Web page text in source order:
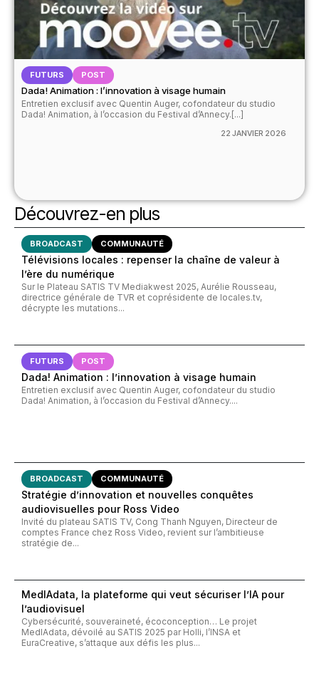
FUTURS POST
Dada! Animation : l’innovation à visage humain
Entretien exclusif avec Quentin Auger, cofondateur du studio
Dada! Animation, à l’occasion du Festival d’Annecy.[...]
22 JANVIER 2026
Découvrez-en plus
BROADCAST COMMUNAUTÉ
Télévisions locales : repenser la chaîne de valeur à
l’ère du numérique
Sur le Plateau SATIS TV Mediakwest 2025, Aurélie Rousseau,
directrice générale de TVR et coprésidente de locales.tv,
décrypte les mutations...
FUTURS POST
Dada! Animation : l’innovation à visage humain
Entretien exclusif avec Quentin Auger, cofondateur du studio
Dada! Animation, à l’occasion du Festival d’Annecy....
BROADCAST COMMUNAUTÉ
Stratégie d’innovation et nouvelles conquêtes
audiovisuelles pour Ross Video
Invité du plateau SATIS TV, Cong Thanh Nguyen, Directeur de
comptes France chez Ross Video, revient sur l’ambitieuse
stratégie de...
MedIAdata, la plateforme qui veut sécuriser l’IA pour
l’audiovisuel
Cybersécurité, souveraineté, écoconception… Le projet
MedIAdata, dévoilé au SATIS 2025 par Holli, l’INSA et
EuraCreative, s’attaque aux défis les plus...